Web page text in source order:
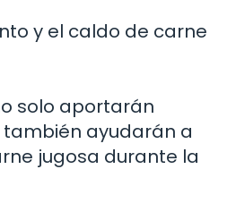
y el caldo de carne
solo aportarán
también ayudarán a
jugosa durante la